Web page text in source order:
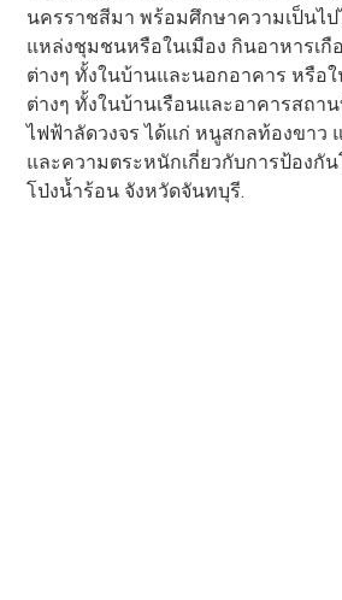
นครราชสีมา พร้อมศึกษาความเป็นไ
แหล่งชุมชนหรือในเมือง กินอาหารเ
ต่างๆ ทั้งในบ้านและนอกอาคาร หรือ
ต่างๆ ทั้งในบ้านเรือนและอาคารสถา
ไฟฟ้าลัดวงจร ได้แก่ หนูสกลท้องขาว
และความตระหนักเกี่ยวกับการป้อง
โป่งน้ำร้อน จังหวัดจันทบุรี.